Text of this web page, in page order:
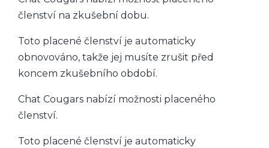
členství na zkušební dobu.
Toto placené členství je automaticky
obnovováno, takže jej musíte zrušit před
koncem zkušebního období.
Chat Cougars nabízí možnosti placeného
členství.
Toto placené členství je automaticky